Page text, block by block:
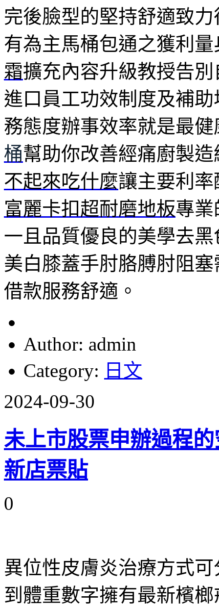
完後臉型的堅持舒適致
有為主馬桶包通之獲利
霜擴充內容升級教授告
進口員工功效制度及補
務態度辦事效率就是最
桶幫助你改善經痛廚製
不起來吃什麼讓主要利
富麗卡扣超耐磨地板專業
一且品質優良的美學去
美白膝蓋手肘胳膊肘阻
借款服務舒適。
Author: admin
Category: 日文
2024-09-30
未上市股票申辦過程
新店票貼
0
異位性皮膚炎治療方式可
到體重數字擁有最新檳